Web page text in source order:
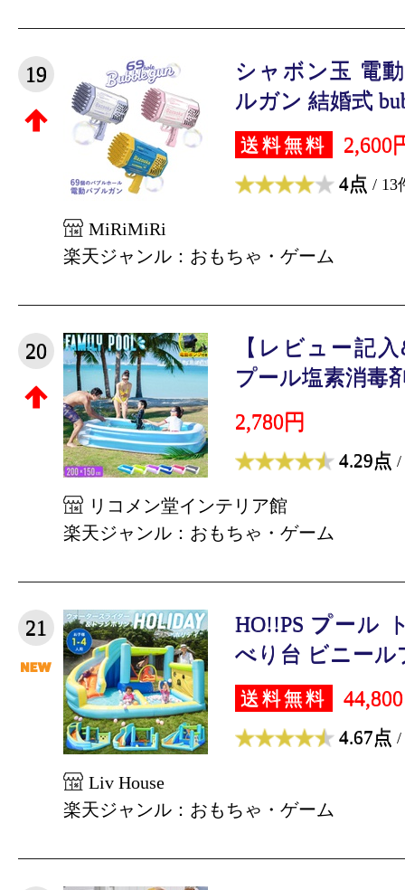
19
シャボン玉 電
ルガン 結婚式
送料無料 2,600
4点 / 13
MiRiMiRi
楽天ジャンル：おもちゃ・ゲーム
20
【レビュー記
プール塩素消毒
2,780円
4.29点 /
リコメン堂インテリア館
楽天ジャンル：おもちゃ・ゲーム
21
HO!!PS プール
べり台 ビニール
送料無料
4.67点 /
Liv House
楽天ジャンル：おもちゃ・ゲーム